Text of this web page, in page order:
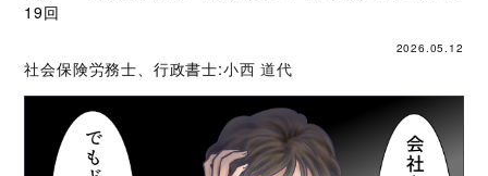
19回
2026.05.12
社会保険労務士、行政書士:小西 道代